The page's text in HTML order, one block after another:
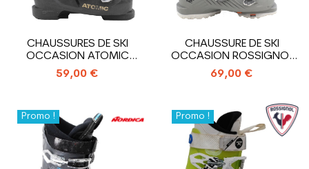
CHAUSSURES DE SKI
OCCASION ATOMIC
HAWX MAGNA R75
59,00 €
CHAUSSURE DE SKI
OCCASION ROSSIGNOL
PURE
69,00 €
Promo ! Promo !